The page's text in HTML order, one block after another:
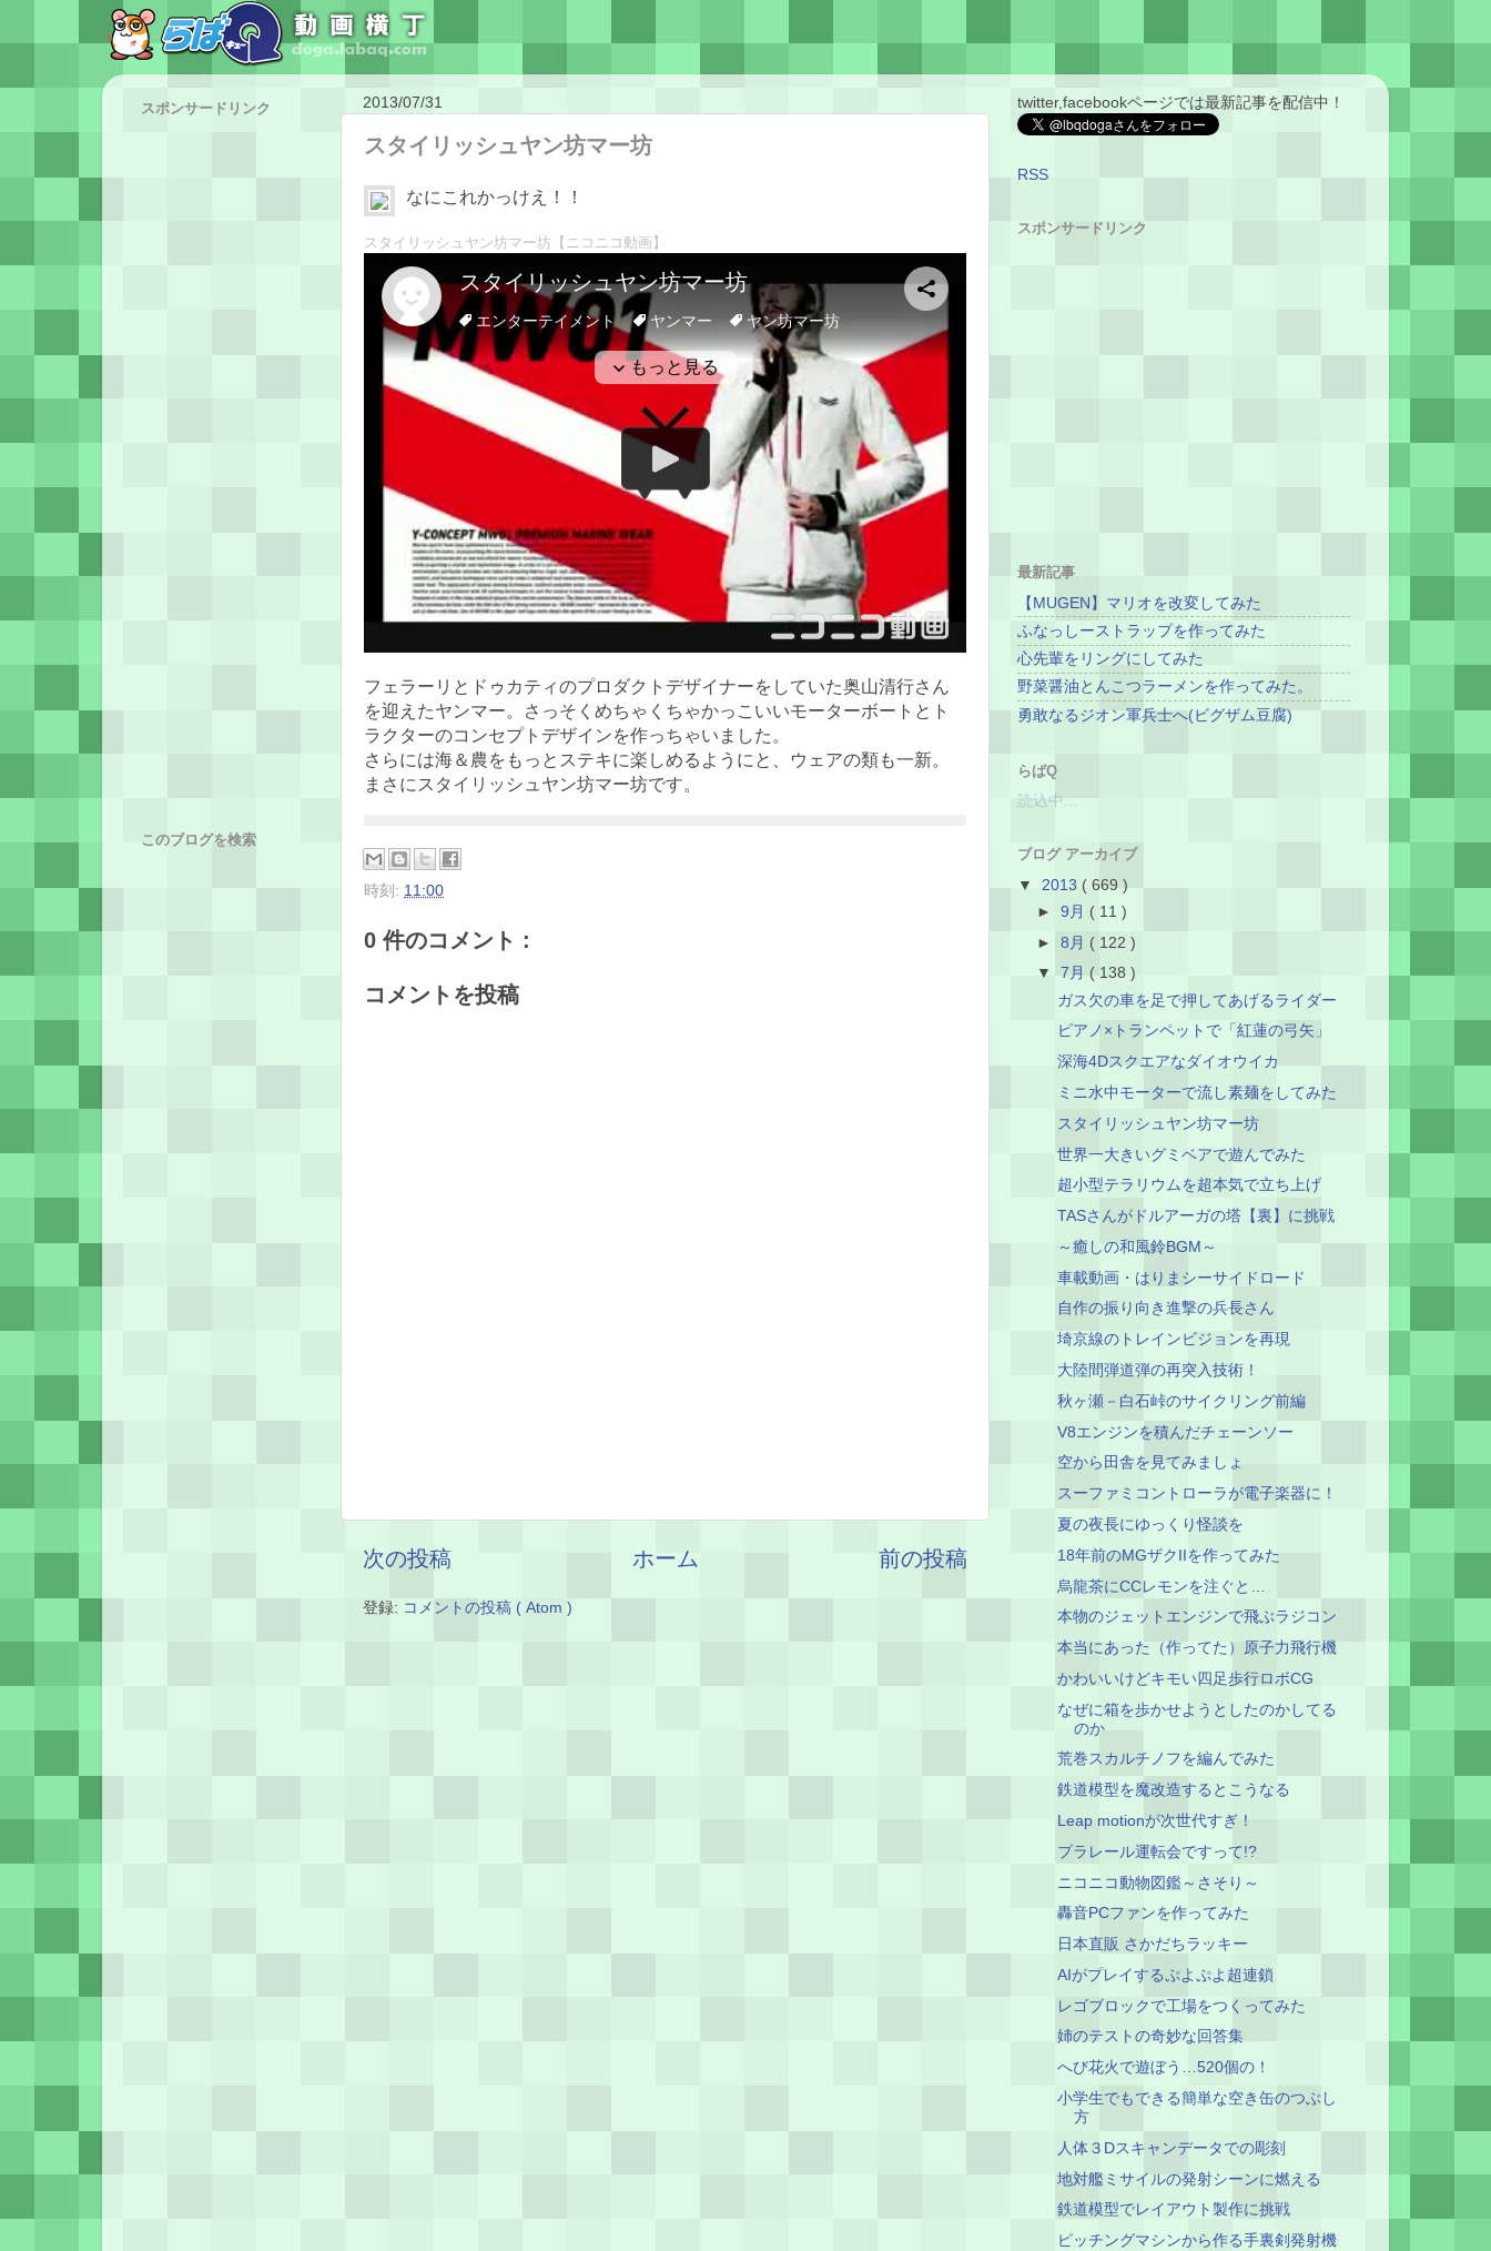
2013/07/31
スタイリッシュヤン坊マー坊
なにこれかっけえ！！
スタイリッシュヤン坊マー坊 【ニコニコ動画】
フェラーリとドゥカティのプロダクトデザイナーをしていた奥山清行さん
を迎えたヤンマー。さっそくめちゃくちゃかっこいいモーターボートとト
ラクターのコンセプトデザインを作っちゃいました。
さらには海＆農をもっとステキに楽しめるようにと、ウェアの類も一新。
まさにスタイリッシュヤン坊マー坊です。
時刻: 11:00
0 件のコメント :
コメントを投稿
次の投稿 前の投稿
ホーム
登録: コメントの投稿 ( Atom )
スポンサードリンク
このブログを検索
twitter,facebookページでは最新記事を配信中！
RSS
スポンサードリンク
最新記事
【MUGEN】マリオを改変してみた
ふなっしーストラップを作ってみた
心先輩をリングにしてみた
野菜醤油とんこつラーメンを作ってみた。
勇敢なるジオン軍兵士へ(ビグザム豆腐)
らばQ
読込中...
ブログ アーカイブ
▼ 2013 ( 669 )
►9月 ( 11 )
►8月 ( 122 )
▼7月( 138 )
ガス欠の車を足で押してあげるライダー
ピアノ×トランペットで「紅蓮の弓矢」
深海4Dスクエアなダイオウイカ
ミニ水中モーターで流し素麺をしてみた
スタイリッシュヤン坊マー坊
世界一大きいグミベアで遊んでみた
超小型テラリウムを超本気で立ち上げ
TASさんがドルアーガの塔【裏】に挑戦
～癒しの和風鈴BGM～
車載動画・はりまシーサイドロード
自作の振り向き進撃の兵長さん
埼京線のトレインビジョンを再現
大陸間弾道弾の再突入技術！
秋ヶ瀬－白石峠のサイクリング前編
V8エンジンを積んだチェーンソー
空から田舎を見てみましょ
スーファミコントローラが電子楽器に！
夏の夜長にゆっくり怪談を
18年前のMGザクIIを作ってみた
烏龍茶にCCレモンを注ぐと…
本物のジェットエンジンで飛ぶラジコン
本当にあった（作ってた）原子力飛行機
かわいいけどキモい四足歩行ロボCG
なぜに箱を歩かせようとしたのかしてる
のか
荒巻スカルチノフを編んでみた
鉄道模型を魔改造するとこうなる
Leap motionが次世代すぎ！
プラレール運転会ですって!?
ニコニコ動物図鑑～さそり～
轟音PCファンを作ってみた
日本直販 さかだちラッキー
AIがプレイするぷよぷよ超連鎖
レゴブロックで工場をつくってみた
姉のテストの奇妙な回答集
へび花火で遊ぼう…520個の！
小学生でもできる簡単な空き缶のつぶし
方
人体３Dスキャンデータでの彫刻
地対艦ミサイルの発射シーンに燃える
鉄道模型でレイアウト製作に挑戦
ピッチングマシンから作る手裏剣発射機